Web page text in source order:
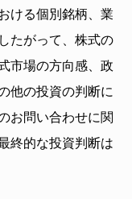
ける個別銘柄、業
たがって、株式の
市場の方向感、政
他の投資の判断に
お問い合わせに関
終的な投資判断は